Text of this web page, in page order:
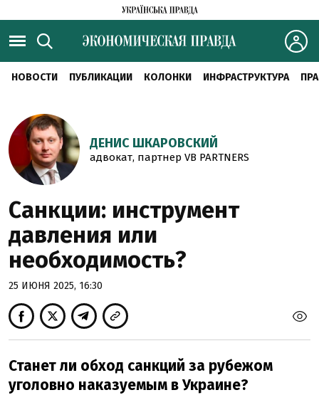
НОВОСТИ ПУБЛИКАЦИИ КОЛОНКИ ИНФРАСТРУКТУРА
ДЕНИС ШКАРОВСКИЙ
адвокат, партнер VB PARTNERS
Санкции: инструмент
давления или
необходимость?
25 ИЮНЯ 2025, 16:30
Станет ли обход санкций за рубежом
уголовно наказуемым в Украине?